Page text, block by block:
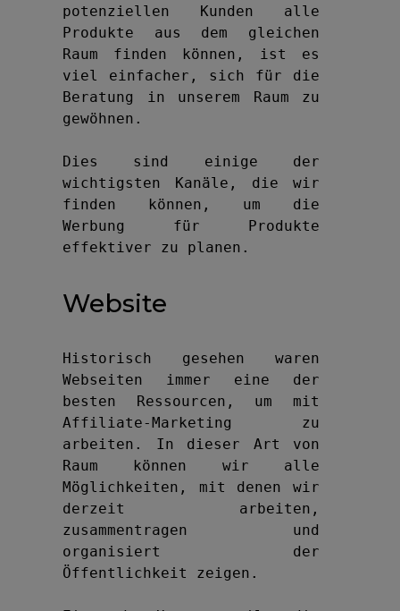
potenziellen Kunden alle
Produkte aus dem gleichen
Raum finden können, ist es
viel einfacher, sich für die
Beratung in unserem Raum zu
gewöhnen.
Dies sind einige der
wichtigsten Kanäle, die wir
finden können, um die
Werbung für Produkte
effektiver zu planen.
Website
Historisch gesehen waren
Webseiten immer eine der
besten Ressourcen, um mit
Affiliate-Marketing zu
arbeiten. In dieser Art von
Raum können wir alle
Möglichkeiten, mit denen wir
derzeit arbeiten,
zusammentragen und
organisiert der
Öffentlichkeit zeigen.